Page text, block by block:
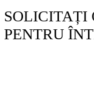
SOLICITAȚI
PENTRU